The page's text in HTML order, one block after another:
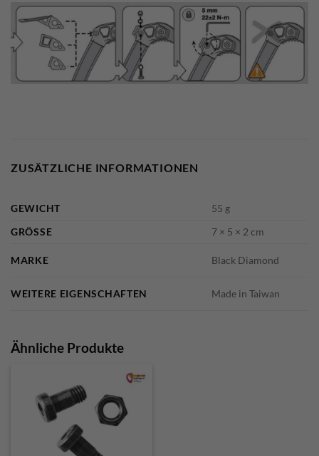
ZUSÄTZLICHE INFORMATIONEN
GEWICHT
55 g
GRÖSSE
7 × 5 × 2 cm
MARKE Black Diamond
WEITERE EIGENSCHAFTEN Made in Taiwan
Ähnliche Produkte